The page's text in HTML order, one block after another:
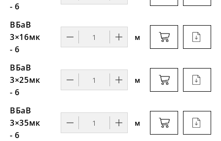
- 6
ВБаВ
3×16мк
- 6
м
ВБаВ
3×25мк
- 6
м
ВБаВ
3×35мк
- 6
м